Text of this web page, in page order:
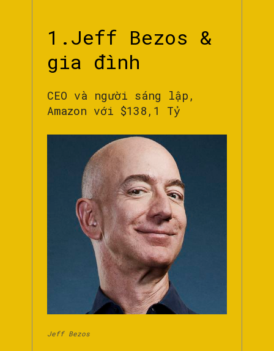
1.Jeff Bezos &
gia đình
CEO và người sáng lập,
Amazon với $138,1 Tỷ
Jeff Bezos